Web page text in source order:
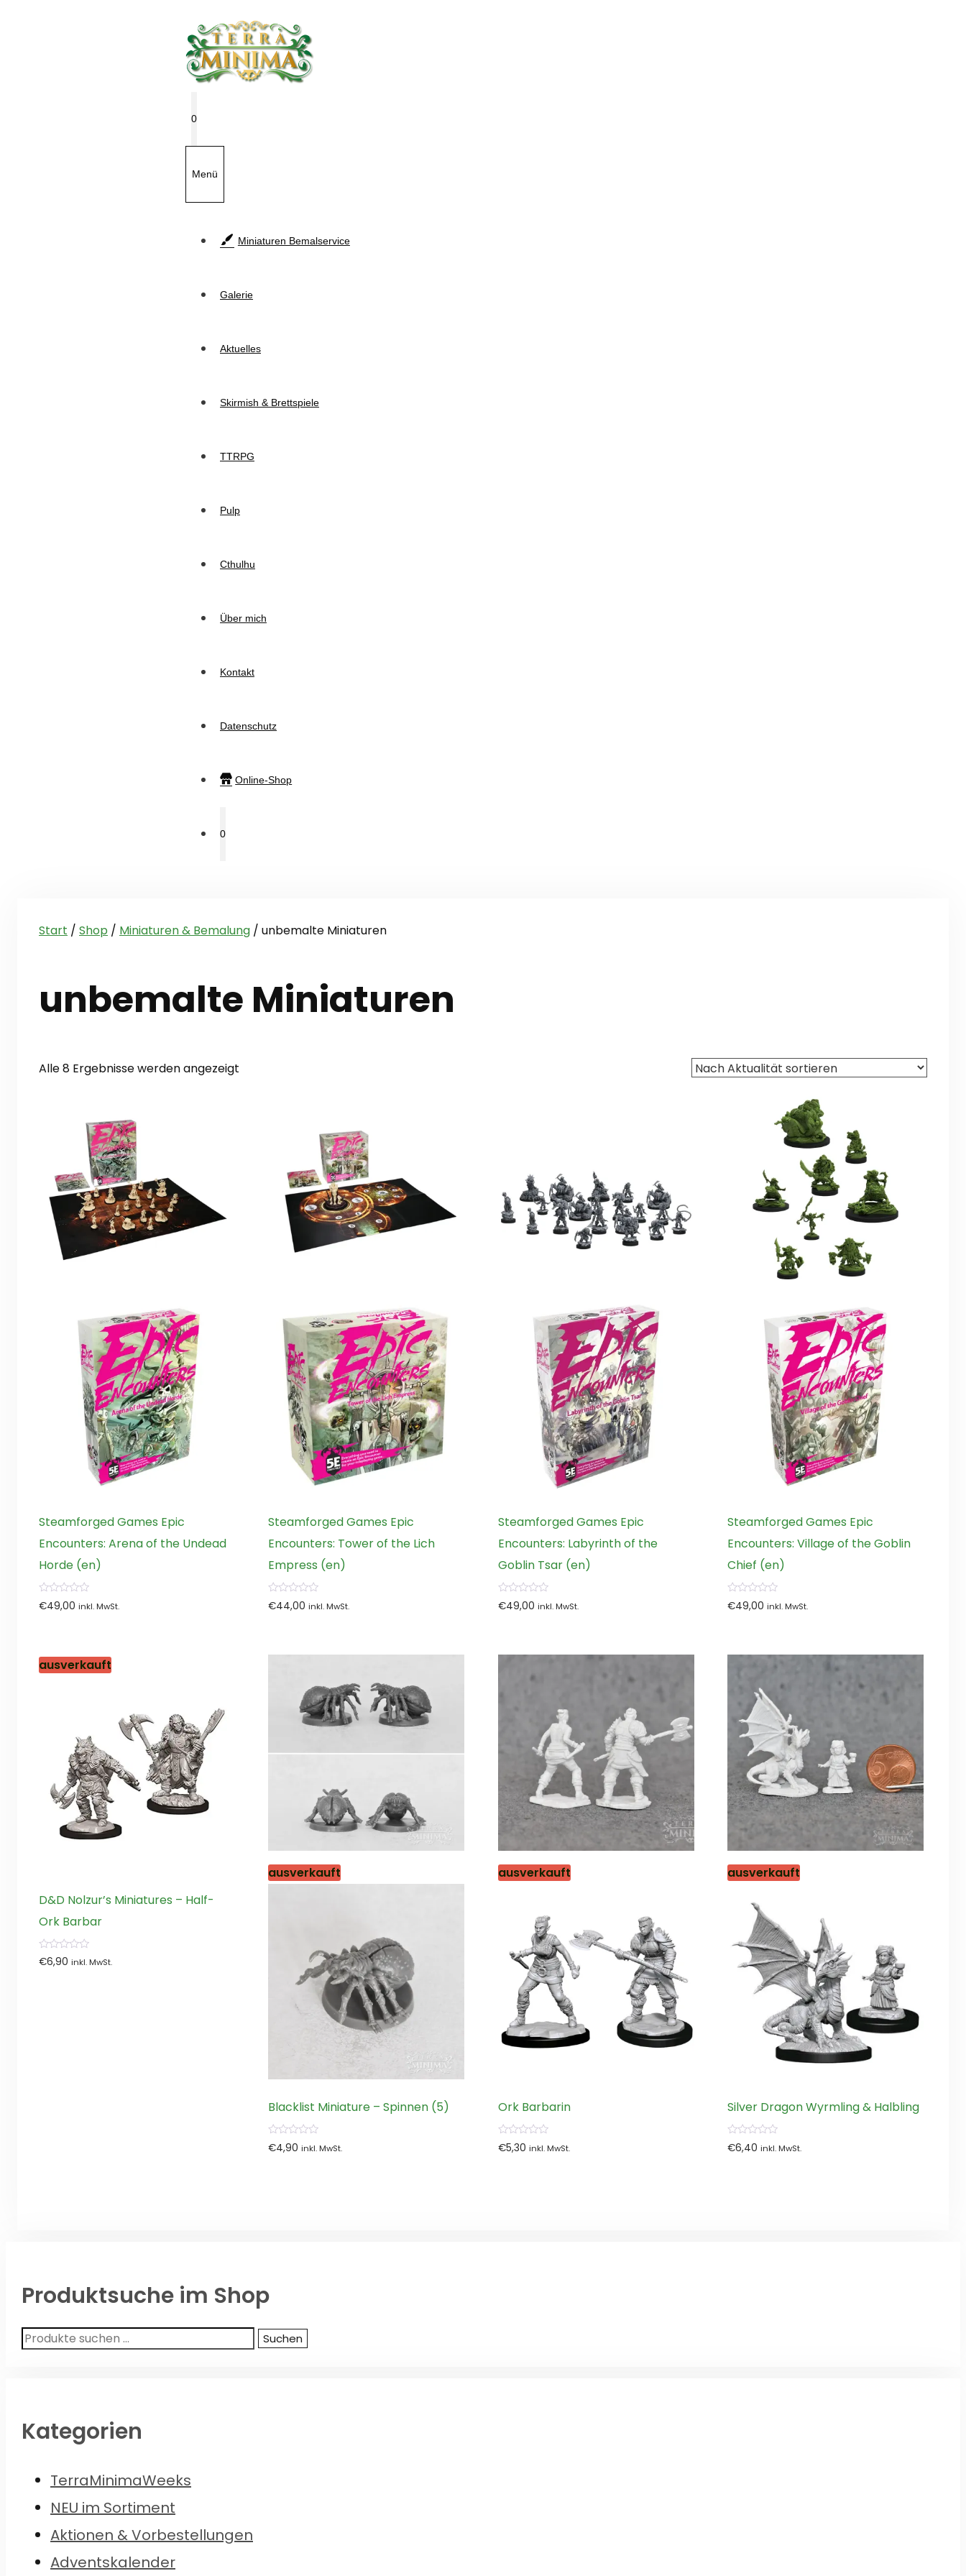
0
Menü
Miniaturen Bemalservice
Galerie
Aktuelles
Skirmish & Brettspiele
TTRPG
Pulp
Cthulhu
Über mich
Kontakt
Datenschutz
Online-Shop
0
Start / Shop / Miniaturen & Bemalung / unbemalte Miniaturen
unbemalte Miniaturen
Alle 8 Ergebnisse werden angezeigt
Steamforged Games Epic
Encounters: Arena of the Undead
Horde (en)
0
von
€49,00 inkl. MwSt.
Steamforged Games Epic
Encounters: Tower of the Lich
Empress (en)
0
von
€44,00 inkl. MwSt.
Steamforged Games Epic
Encounters: Labyrinth of the
Goblin Tsar (en)
0
von
€49,00 inkl. MwSt.
Steamforged Games Epic
Encounters: Village of the Goblin
Chief (en)
0
von
€49,00 inkl. MwSt.
ausverkauft
D&D Nolzur’s Miniatures – Half-
Ork Barbar
0
von
€6,90 inkl. MwSt.
ausverkauft
Blacklist Miniature – Spinnen (5)
0
von
€4,90 inkl. MwSt.
ausverkauft
Ork Barbarin
0
von
€5,30 inkl. MwSt.
ausverkauft
Silver Dragon Wyrmling & Halbling
0
von
€6,40 inkl. MwSt.
Produktsuche im Shop
Suchen
Suchen
Kategorien
TerraMinimaWeeks
NEU im Sortiment
Aktionen & Vorbestellungen
Adventskalender